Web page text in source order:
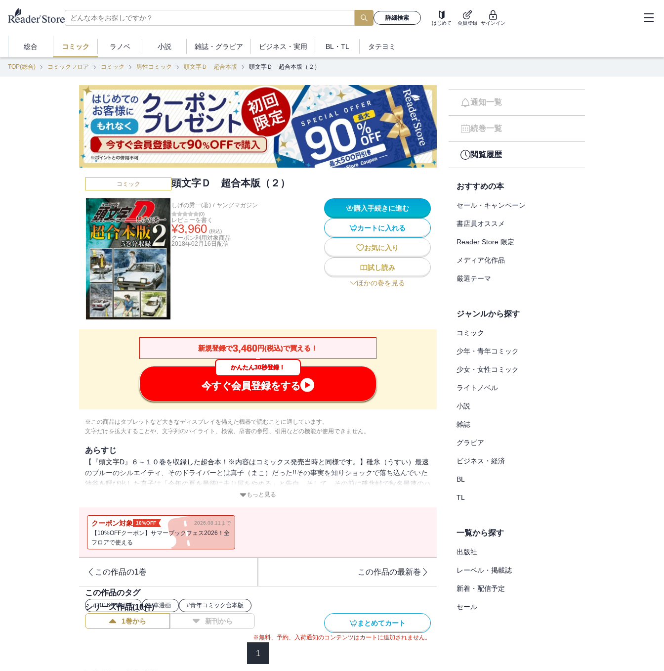
詳細検索
はじめて 会員登録 サインイン
総合 コミック ラノベ 小説 雑誌・ グラビア ビジネス ・実用 BL・TL タテヨミ
TOP(総合) コミックフロア コミック 男性コミック 頭文字Ｄ 超合本版 頭文字Ｄ 超合本版（２）
コミック 頭文字Ｄ 超合本版（２）
しげの秀一(著) / ヤングマガジン
(0)
レビューを書く
¥3,960 (税込)
クーポン利用対象商品
2018年02月16日 配信
購入手続きに進む
カートに入れる
お気に入り
試し読み
ほかの巻を見る
新規登録で3,460円(税込)で買える！
かんたん30秒登録！
今すぐ会員登録をする
※この商品はタブレットなど大きなディスプレイを備えた機器で読むことに適しています。
文字だけを拡大することや、文字列のハイライト、検索、辞書の参照、引用などの機能が使用できません。
あらすじ
【『頭文字D』６～１０巻を収録した超合本！※内容はコミックス発売当時と同様です。】碓氷（うすい）最速
のブルーのシルエイティ、そのドライバーとは真子（まこ）だった!!その事実を知りショックで落ち込んでいた
池谷を呼び出した真子は「今年の夏を最後に走り屋をやめる」と告白。そして、その前に碓氷峠で秋名最速のハ
チロクと勝負させてほしいと希望する!!秋名以外の峠を走ったことがない拓海（たくみ）にとってあきらかに不
もっと見る
クーポン対象 10%OFF 2026.08.11まで
【10%OFFクーポン】サマーブックフェス2026！全
フロアで使える
この作品の1巻 この作品の最新巻
この作品のタグ
#2016年映画化 #車漫画 #青年コミック合本版
シリーズ作品(10件)
1巻から 新刊から まとめてカート
※無料、予約、入荷通知のコンテンツはカートに追加されません。
1
通知一覧
続巻一覧
閲覧履歴
おすすめの本
セール・キャンペーン
書店員オススメ
Reader Store 限定
メディア化作品
厳選テーマ
ジャンルから探す
コミック
少年・青年コミック
少女・女性コミック
ライトノベル
小説
雑誌
グラビア
ビジネス・経済
BL
TL
一覧から探す
出版社
レーベル・掲載誌
新着・配信予定
セール